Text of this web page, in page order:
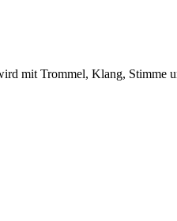
mit Trommel, Klang, Stimme